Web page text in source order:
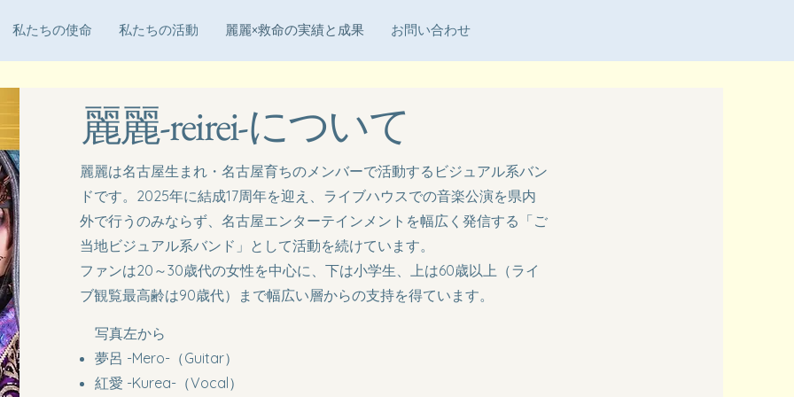
私たちの使命 私たちの活動 麗麗×救命の実績と成果 お問い合わせ
麗麗-reirei-について
麗麗は名古屋生まれ・名古屋育ちのメンバーで活動するビジュアル系バン
ドです。2025年に結成17周年を迎え、ライブハウスでの音楽公演を県内
外で行うのみならず、名古屋エンターテインメントを幅広く発信する「ご
当地ビジュアル系バンド」として活動を続けています。
​ファンは20～30歳代の女性を中心に、下は小学生、上は60歳以上（ライ
ブ観覧最高齢は90歳代）まで幅広い層からの支持を得ています。
写真左から
​夢呂 -Mero-（Guitar）
紅愛 -Kurea-（Vocal）